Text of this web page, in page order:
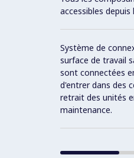
accessibles depuis
Système de
surface de travail
sont connectées
d'entrer dans des
retrait des unités
maintenance.